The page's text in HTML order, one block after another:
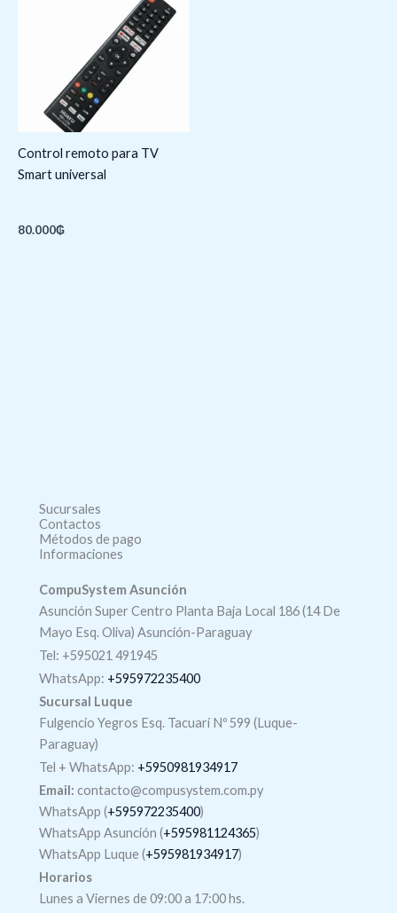
Control remoto para TV
Smart universal
80.000₲
Sucursales
Contactos
Métodos de pago
Informaciones
CompuSystem Asunción
Asunción Super Centro Planta Baja Local 186 (14 De
Mayo Esq. Oliva) Asunción-Paraguay
Tel: +595021 491945
WhatsApp: +595972235400
Sucursal Luque
Fulgencio Yegros Esq. Tacuarí Nº 599 (Luque-
Paraguay)
Tel + WhatsApp: +5950981934917
Email: contacto@compusystem.com.py
WhatsApp (+595972235400)
WhatsApp Asunción (+595981124365)
WhatsApp Luque (+595981934917)
Horarios
Lunes a Viernes de 09:00 a 17:00 hs.